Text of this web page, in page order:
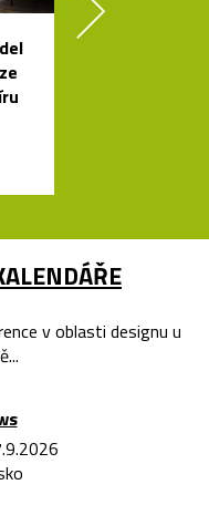
v oblasti designu u